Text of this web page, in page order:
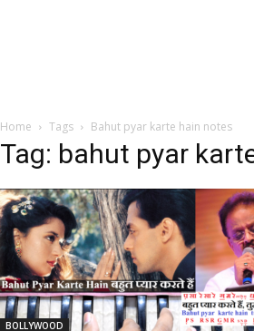
Home Tags Bahut pyar karte hain notes
Tag: bahut pyar
BOLLYWOOD